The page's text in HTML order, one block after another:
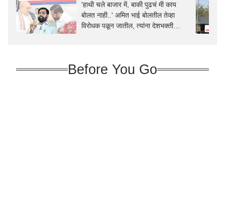
'हाथी चले बाजार में, बाकी पुढचं मी काय
बोलत नाही..' अमित भाई बोलतील तेव्हा
विरोधक पळून जातील, त्यांना देशभक्ती
Before You Go